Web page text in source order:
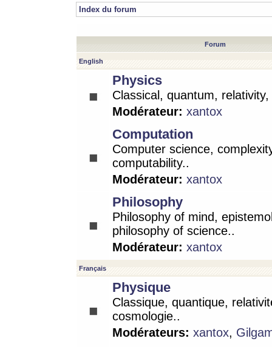
Index du forum
Forum
English
Physics
Classical, quantum,
Modérateur: xantox
Computation
Computer science,
computability..
Modérateur: xantox
Philosophy
Philosophy of mind,
philosophy of science..
Modérateur: xantox
Français
Physique
Classique, quantique,
cosmologie..
Modérateurs: xantox,